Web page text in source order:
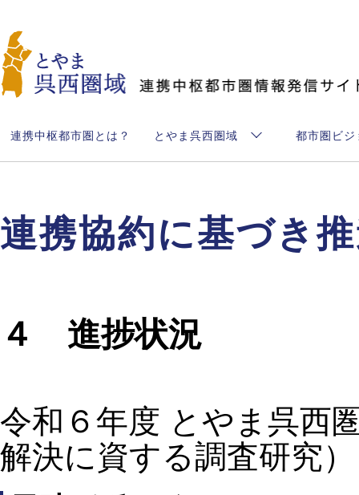
連携中枢都市圏とは？ とやま呉西圏域 都市圏ビジ
連携協約に基づき
４ 進捗状況
令和６年度 とやま呉西
解決に資する調査研究）